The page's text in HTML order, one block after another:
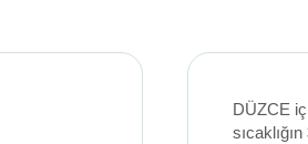
DÜZCE
sıcaklığın